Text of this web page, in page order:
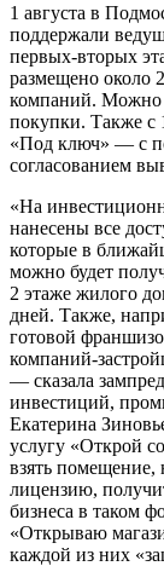
1 августа в
поддержали
первых-вторых
размещено около
компаний. Можно
покупки. Также с
«Под ключ» — с
согласованием
«На
нанесены все
которые в
можно будет
2 этаже жилого
дней. Также,
готовой
компаний-
— сказала
инвестиций,
Екатерина
услугу «Открой
взять помещение,
лицензию,
бизнеса в таком
«Открываю
каждой из них